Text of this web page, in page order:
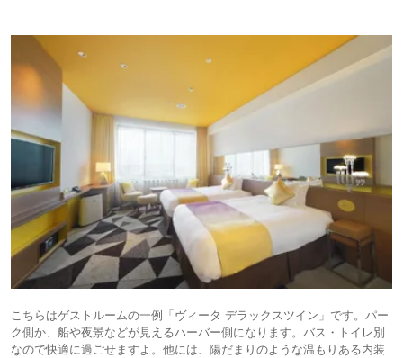
こちらはゲストルームの一例「ヴィータ デラックスツイン」です。パー
ク側か、船や夜景などが見えるハーバー側になります。バス・トイレ別
なので快適に過ごせますよ。他には、陽だまりのような温もりある内装